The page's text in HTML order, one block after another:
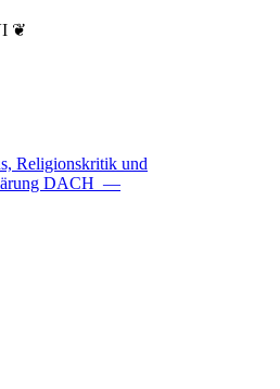
❦
Religionskritik und
DACH —